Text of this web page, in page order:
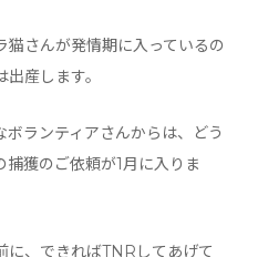
さんが発情期に入っているの
産します。
ランティアさんからは、どう
獲のご依頼が1月に入りま
に、できればTNRしてあげて